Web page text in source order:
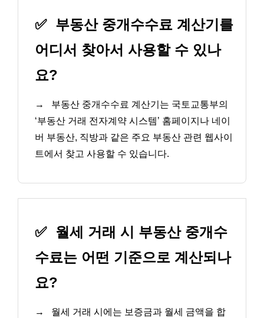
✅ 부동산 중개수수료 계산기를
어디서 찾아서 사용할 수 있나
요?
→
부동산 중개수수료 계산기는 국토교통부의
‘부동산 거래 전자계약 시스템’ 홈페이지나 네이
버 부동산, 직방과 같은 주요 부동산 관련 웹사이
트에서 찾고 사용할 수 있습니다.
✅
월세 거래 시 부동산 중개수
수료는 어떤 기준으로 계산되나
요?
→
월세 거래 시에는 보증금과 월세 금액을 합